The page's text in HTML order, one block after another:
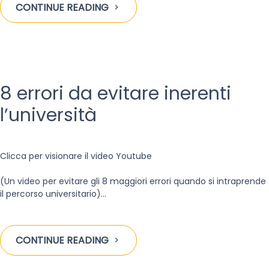
CONTINUE READING
8 errori da evitare inerenti
l’università
Clicca per visionare il video Youtube
(Un video per evitare gli 8 maggiori errori quando si intraprende
il percorso universitario)…
CONTINUE READING